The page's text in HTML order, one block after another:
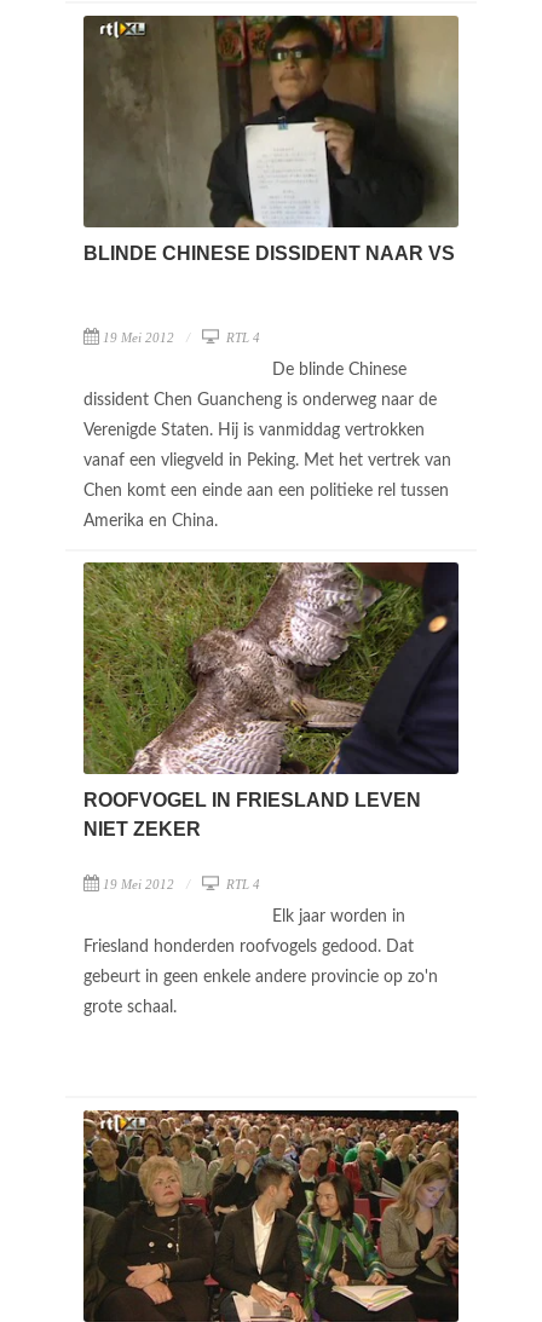
BLINDE CHINESE DISSIDENT NAAR VS
19 Mei 2012 RTL 4
De blinde Chinese
dissident Chen Guancheng is onderweg naar de
Verenigde Staten. Hij is vanmiddag vertrokken
vanaf een vliegveld in Peking. Met het vertrek van
Chen komt een einde aan een politieke rel tussen
Amerika en China.
ROOFVOGEL IN FRIESLAND LEVEN
NIET ZEKER
19 Mei 2012 RTL 4
Elk jaar worden in
Friesland honderden roofvogels gedood. Dat
gebeurt in geen enkele andere provincie op zo'n
grote schaal.